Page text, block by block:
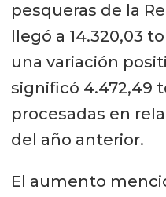
pesqueras de la
llegó a 14.320,03
una variación
significó 4.472,49
procesadas en
del año anterior.
El aumento